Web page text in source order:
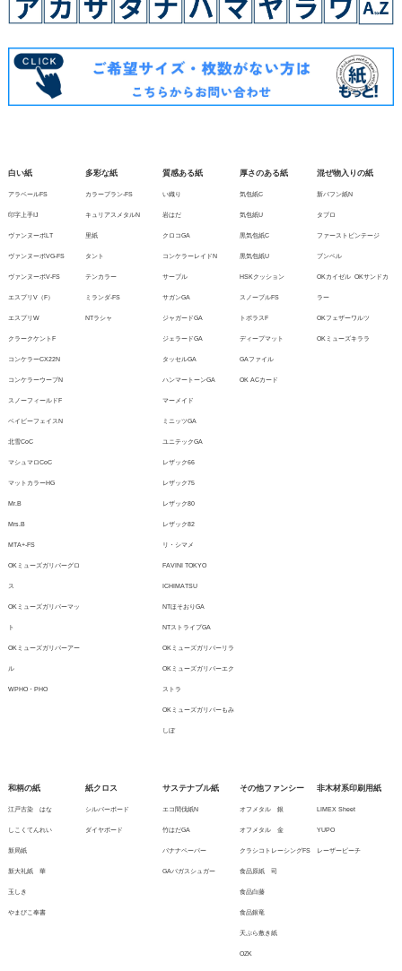
白い紙
アラベールFS
印字上手IJ
ヴァンヌーボLT
ヴァンヌーボVG-FS
ヴァンヌーボV-FS
エスプリV（F）
エスプリW
クラークケントF
コンケラーCX22N
コンケラーウーブN
スノーフィールドF
ベイビーフェイスN
北雪CoC
マシュマロCoC
マットカラーHG
Mr.B
Mrs.B
MTA+-FS
OKミューズガリバーグロ
ス
OKミューズガリバーマッ
ト
OKミューズガリバーアー
ル
WPHO・PHO
多彩な紙
カラープラン-FS
キュリアスメタルN
里紙
タント
テンカラー
ミランダ-FS
NTラシャ
質感ある紙
い織り
岩はだ
クロコGA
コンケラーレイドN
サーブル
サガンGA
ジャガードGA
ジェラードGA
タッセルGA
ハンマートーンGA
マーメイド
ミニッツGA
ユニテックGA
レザック66
レザック75
レザック80
レザック82
リ・シマメ
FAVINI TOKYO
ICHIMATSU
NTほそおりGA
NTストライプGA
OKミューズガリバーリラ
OKミューズガリバーエク
ストラ
OKミューズガリバーもみ
しぼ
厚さのある紙
気包紙C
気包紙U
黒気包紙C
黒気包紙U
HSKクッション
スノーブルFS
トポラスF
ディープマット
GAファイル
OK ACカード
混ぜ物入りの紙
新バフン紙N
タブロ
ファーストビンテージ
ブンペル
OKカイゼル OKサンドカ
ラー
OKフェザーワルツ
OKミューズキララ
和柄の紙
江戸古染 はな
しこくてんれい
新局紙
新大礼紙 華
玉しき
やまびこ奉書
紙クロス
シルバーボード
ダイヤボード
サステナブル紙
エコ間伐紙N
竹はだGA
バナナペーパー
GAバガスシュガー
その他ファンシー
オフメタル 銀
オフメタル 金
クラシコトレーシングFS
食品原紙 司
食品白藤
食品銀竜
天ぷら敷き紙
OZK
非木材系印刷用紙
LIMEX Sheet
YUPO
レーザーピーチ